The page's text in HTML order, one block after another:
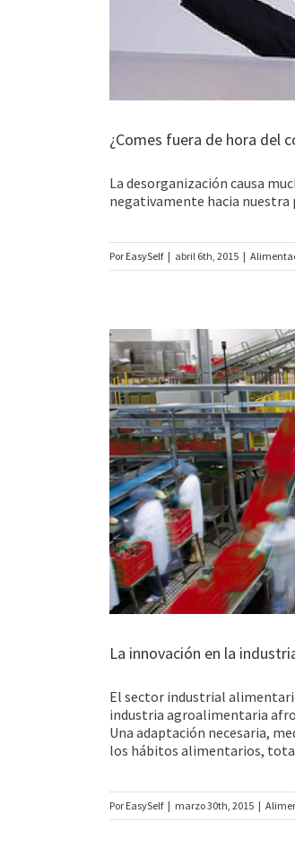
¿Comes fuera de hora del
La desorganización causa
negativamente hacia
Por EasySelf | abril 6th, 2015 |
La innovación en la
El sector industrial
industria agroalimentaria
Una adaptación necesaria,
los hábitos alimentarios,
Por EasySelf | marzo 30th, 2015 |